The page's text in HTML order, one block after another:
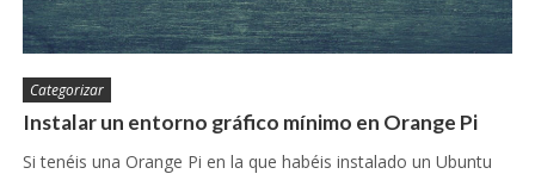
Categorizar
Instalar un entorno gráfico mínimo en Orange Pi
Si tenéis una Orange Pi en la que habéis instalado un Ubuntu